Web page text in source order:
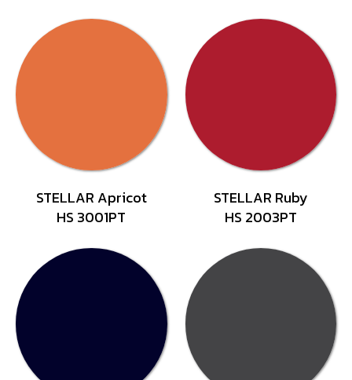
STELLAR Apricot
HS 3001PT
STELLAR Ruby
HS 2003PT